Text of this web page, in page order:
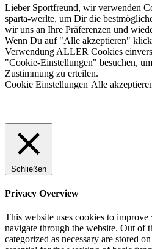
Lieber Sportfreund, wir verwenden
sparta-werlte, um Dir die
wir uns an Ihre Präferenzen und
Wenn Du auf "Alle akzeptieren"
Verwendung ALLER Cookies
"Cookie-Einstellungen" besuchen,
Zustimmung zu erteilen.
Cookie Einstellungen Alle
Schließen
Privacy Overview
This website uses cookies to
navigate through the website. Out of
categorized as necessary are stored